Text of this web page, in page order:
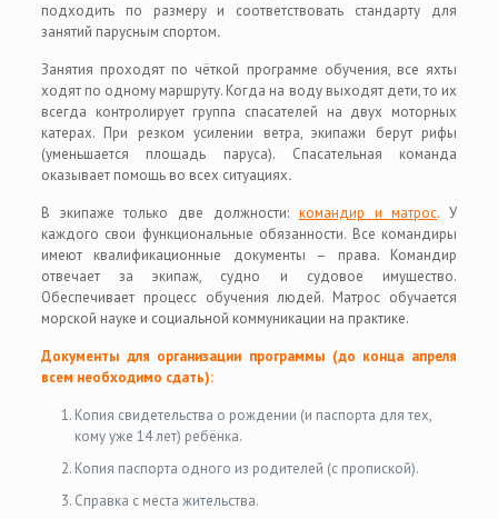
подходить по размеру и соответствовать стандарту для
занятий парусным спортом.
Занятия проходят по чёткой программе обучения, все яхты
ходят по одному маршруту. Когда на воду выходят дети, то их
всегда контролирует группа спасателей на двух моторных
катерах. При резком усилении ветра, экипажи берут рифы
(уменьшается площадь паруса). Спасательная команда
оказывает помощь во всех ситуациях.
В экипаже только две должности: командир и матрос. У
каждого свои функциональные обязанности. Все командиры
имеют квалификационные документы – права. Командир
отвечает за экипаж, судно и судовое имущество.
Обеспечивает процесс обучения людей. Матрос обучается
морской науке и социальной коммуникации на практике.
Документы для организации программы (до конца апреля
всем необходимо сдать):
Копия свидетельства о рождении (и паспорта для тех,
кому уже 14 лет) ребёнка.
Копия паспорта одного из родителей (с пропиской).
Справка с места жительства.